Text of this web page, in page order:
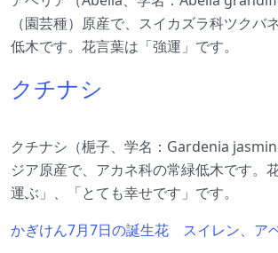
（園芸種）原産で、スイカズラ科ツクバ
低木です。花言葉は「強運」です。
クチナシ
クチナシ（梔子、学名：Gardenia
ジア原産で、アカネ科の常緑低木です。
運ぶ」、「とても幸せです」です。
かぎけん7月7日の誕生花 スイレン、ア